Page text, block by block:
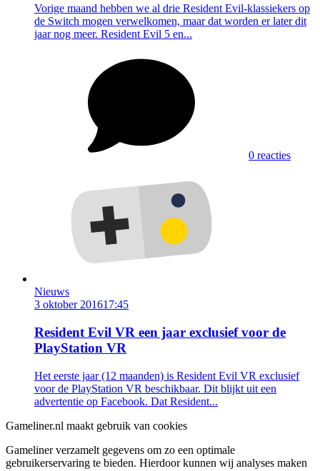
Vorige maand hebben we al drie Resident Evil-klassiekers op
de Switch mogen verwelkomen, maar dat worden er later dit
jaar nog meer. Resident Evil 5 en...
0 reacties
Nieuws
3 oktober 201617:45
Resident Evil VR een jaar exclusief voor de
PlayStation VR
Het eerste jaar (12 maanden) is Resident Evil VR exclusief
voor de PlayStation VR beschikbaar. Dit blijkt uit een
advertentie op Facebook. Dat Resident...
Gameliner.nl maakt gebruik van cookies
Gameliner verzamelt gegevens om zo een optimale
gebruikerservaring te bieden. Hierdoor kunnen wij analyses maken